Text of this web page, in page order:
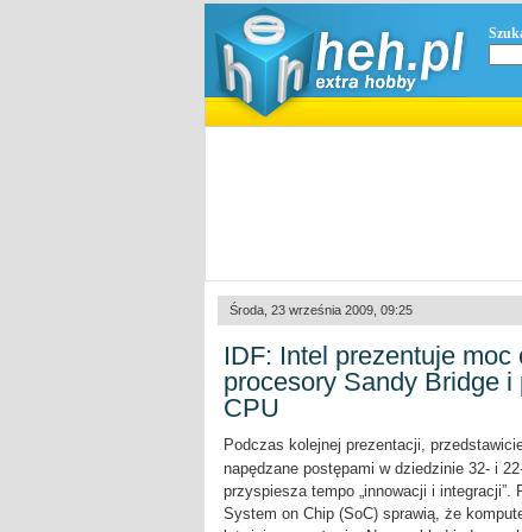
Środa, 23 września 2009, 09:25
IDF: Intel prezentuje
procesory Sandy Bridge i
CPU
Podczas kolejnej prezentacji,
napędzane postępami w dziedzinie 32- i
przyspiesza tempo „innowacji i
System on Chip (SoC) sprawią, że